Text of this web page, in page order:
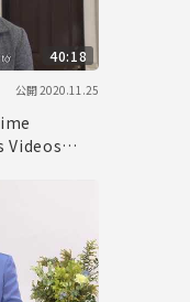
40:18
公開2020.11.25
Videos